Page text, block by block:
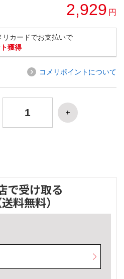
2,929 円
リカードでお支払いで
獲得
コメリポイントについて
で受け取る
送料無料）